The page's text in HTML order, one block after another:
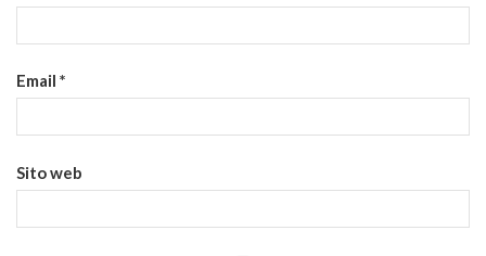
Email *
Sito web